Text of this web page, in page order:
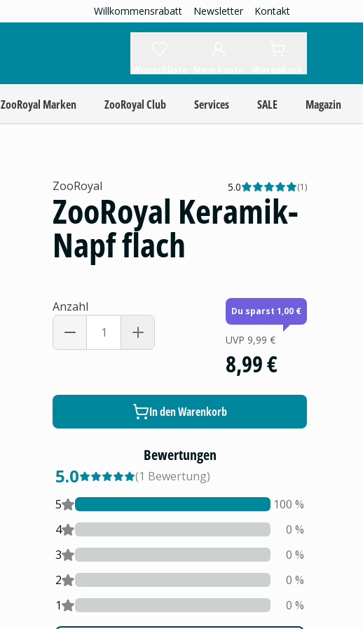
Willkommensrabatt Newsletter Kontakt
ZooRoyal Marken ZooRoyal Club Services SALE Magazin
ZooRoyal 5.0 (1)
ZooRoyal Keramik-
Napf flach
Anzahl Du sparst 1,00 €
UVP 9,99 €
8,99 €
In den Warenkorb
Bewertungen
5.0 (1 Bewertung)
5
100 %
4
0 %
3
0 %
2
0 %
1
0 %